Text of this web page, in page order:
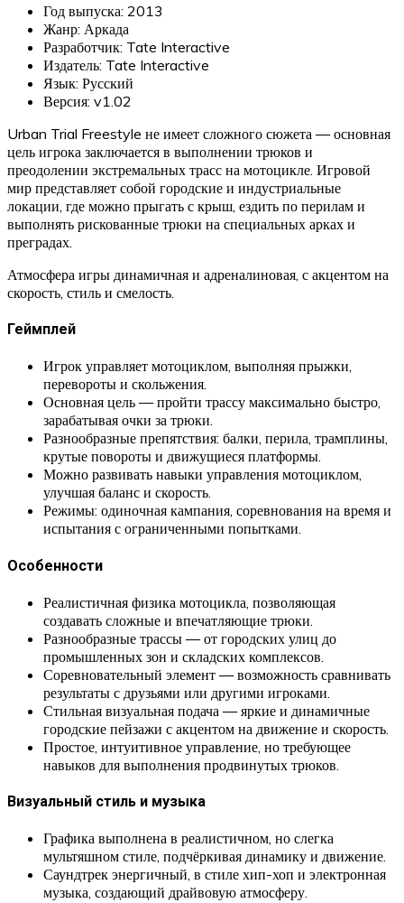
Год выпуска: 2013
Жанр: Аркада
Разработчик: Tate Interactive
Издатель: Tate Interactive
Язык: Русский
Версия: v1.02
Urban Trial Freestyle не имеет сложного сюжета — основная
цель игрока заключается в выполнении трюков и
преодолении экстремальных трасс на мотоцикле. Игровой
мир представляет собой городские и индустриальные
локации, где можно прыгать с крыш, ездить по перилам и
выполнять рискованные трюки на специальных арках и
преградах.
Атмосфера игры динамичная и адреналиновая, с акцентом на
скорость, стиль и смелость.
Геймплей
Игрок управляет мотоциклом, выполняя прыжки,
перевороты и скольжения.
Основная цель — пройти трассу максимально быстро,
зарабатывая очки за трюки.
Разнообразные препятствия: балки, перила, трамплины,
крутые повороты и движущиеся платформы.
Можно развивать навыки управления мотоциклом,
улучшая баланс и скорость.
Режимы: одиночная кампания, соревнования на время и
испытания с ограниченными попытками.
Особенности
Реалистичная физика мотоцикла, позволяющая
создавать сложные и впечатляющие трюки.
Разнообразные трассы — от городских улиц до
промышленных зон и складских комплексов.
Соревновательный элемент — возможность сравнивать
результаты с друзьями или другими игроками.
Стильная визуальная подача — яркие и динамичные
городские пейзажи с акцентом на движение и скорость.
Простое, интуитивное управление, но требующее
навыков для выполнения продвинутых трюков.
Визуальный стиль и музыка
Графика выполнена в реалистичном, но слегка
мультяшном стиле, подчёркивая динамику и движение.
Саундтрек энергичный, в стиле хип-хоп и электронная
музыка, создающий драйвовую атмосферу.